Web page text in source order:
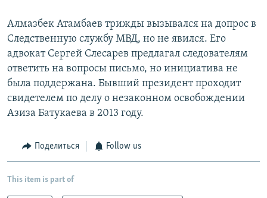
Алмазбек Атамбаев трижды вызывался на допрос в
Следственную службу МВД, но не явился. Его
адвокат Сергей Слесарев предлагал следователям
ответить на вопросы письмо, но инициатива не
была поддержана. Бывший президент проходит
свидетелем по делу о незаконном освобождении
Азиза Батукаева в 2013 году.
Поделиться Follow us
This item is part of